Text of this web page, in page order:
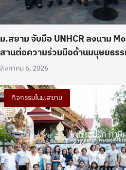
ม.สยาม จับมือ UNHCR ลงนาม
สานต่อความร่วมมือด้านมนุษยธรร
สิงหาคม 6, 2026
กิจกรรมในม.สยาม